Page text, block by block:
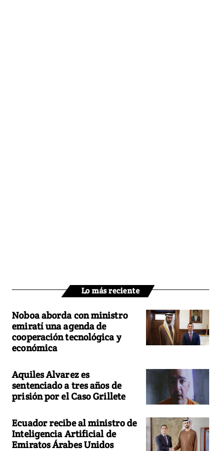
Lo más reciente
Noboa aborda con ministro
emiratí una agenda de
cooperación tecnológica y
económica
Aquiles Alvarez es
sentenciado a tres años de
prisión por el Caso Grillete
Ecuador recibe al ministro de
Inteligencia Artificial de
Emiratos Árabes Unidos